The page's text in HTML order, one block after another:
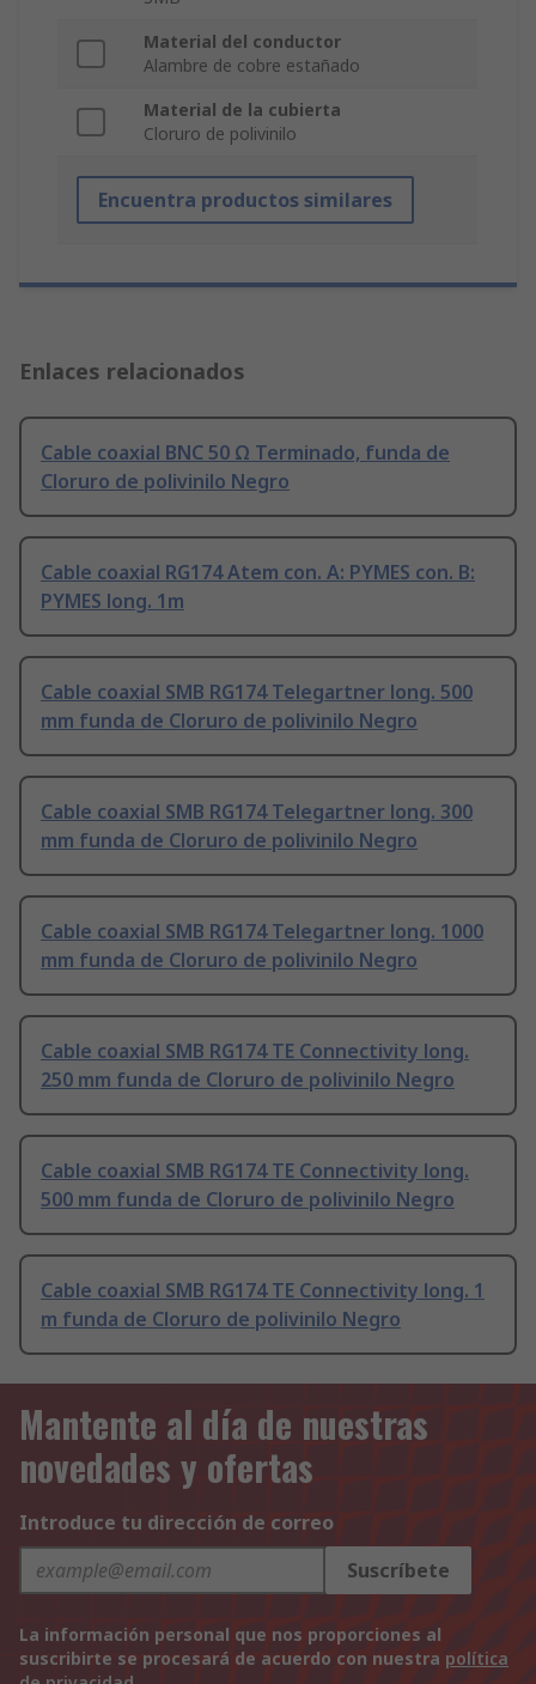
Material del conductor
Alambre de cobre estañado
Material de la cubierta
Cloruro de polivinilo
Encuentra productos similares
Enlaces relacionados
Cable coaxial BNC 50 Ω Terminado, funda de
Cloruro de polivinilo Negro
Cable coaxial RG174 Atem con. A: PYMES con. B:
PYMES long. 1m
Cable coaxial SMB RG174 Telegartner long. 500
mm funda de Cloruro de polivinilo Negro
Cable coaxial SMB RG174 Telegartner long. 300
mm funda de Cloruro de polivinilo Negro
Cable coaxial SMB RG174 Telegartner long. 1000
mm funda de Cloruro de polivinilo Negro
Cable coaxial SMB RG174 TE Connectivity long.
250 mm funda de Cloruro de polivinilo Negro
Cable coaxial SMB RG174 TE Connectivity long.
500 mm funda de Cloruro de polivinilo Negro
Cable coaxial SMB RG174 TE Connectivity long. 1
m funda de Cloruro de polivinilo Negro
Mantente al día de nuestras
novedades y ofertas
Introduce tu dirección de correo
Suscríbete
La información personal que nos proporciones al
suscribirte se procesará de acuerdo con nuestra política